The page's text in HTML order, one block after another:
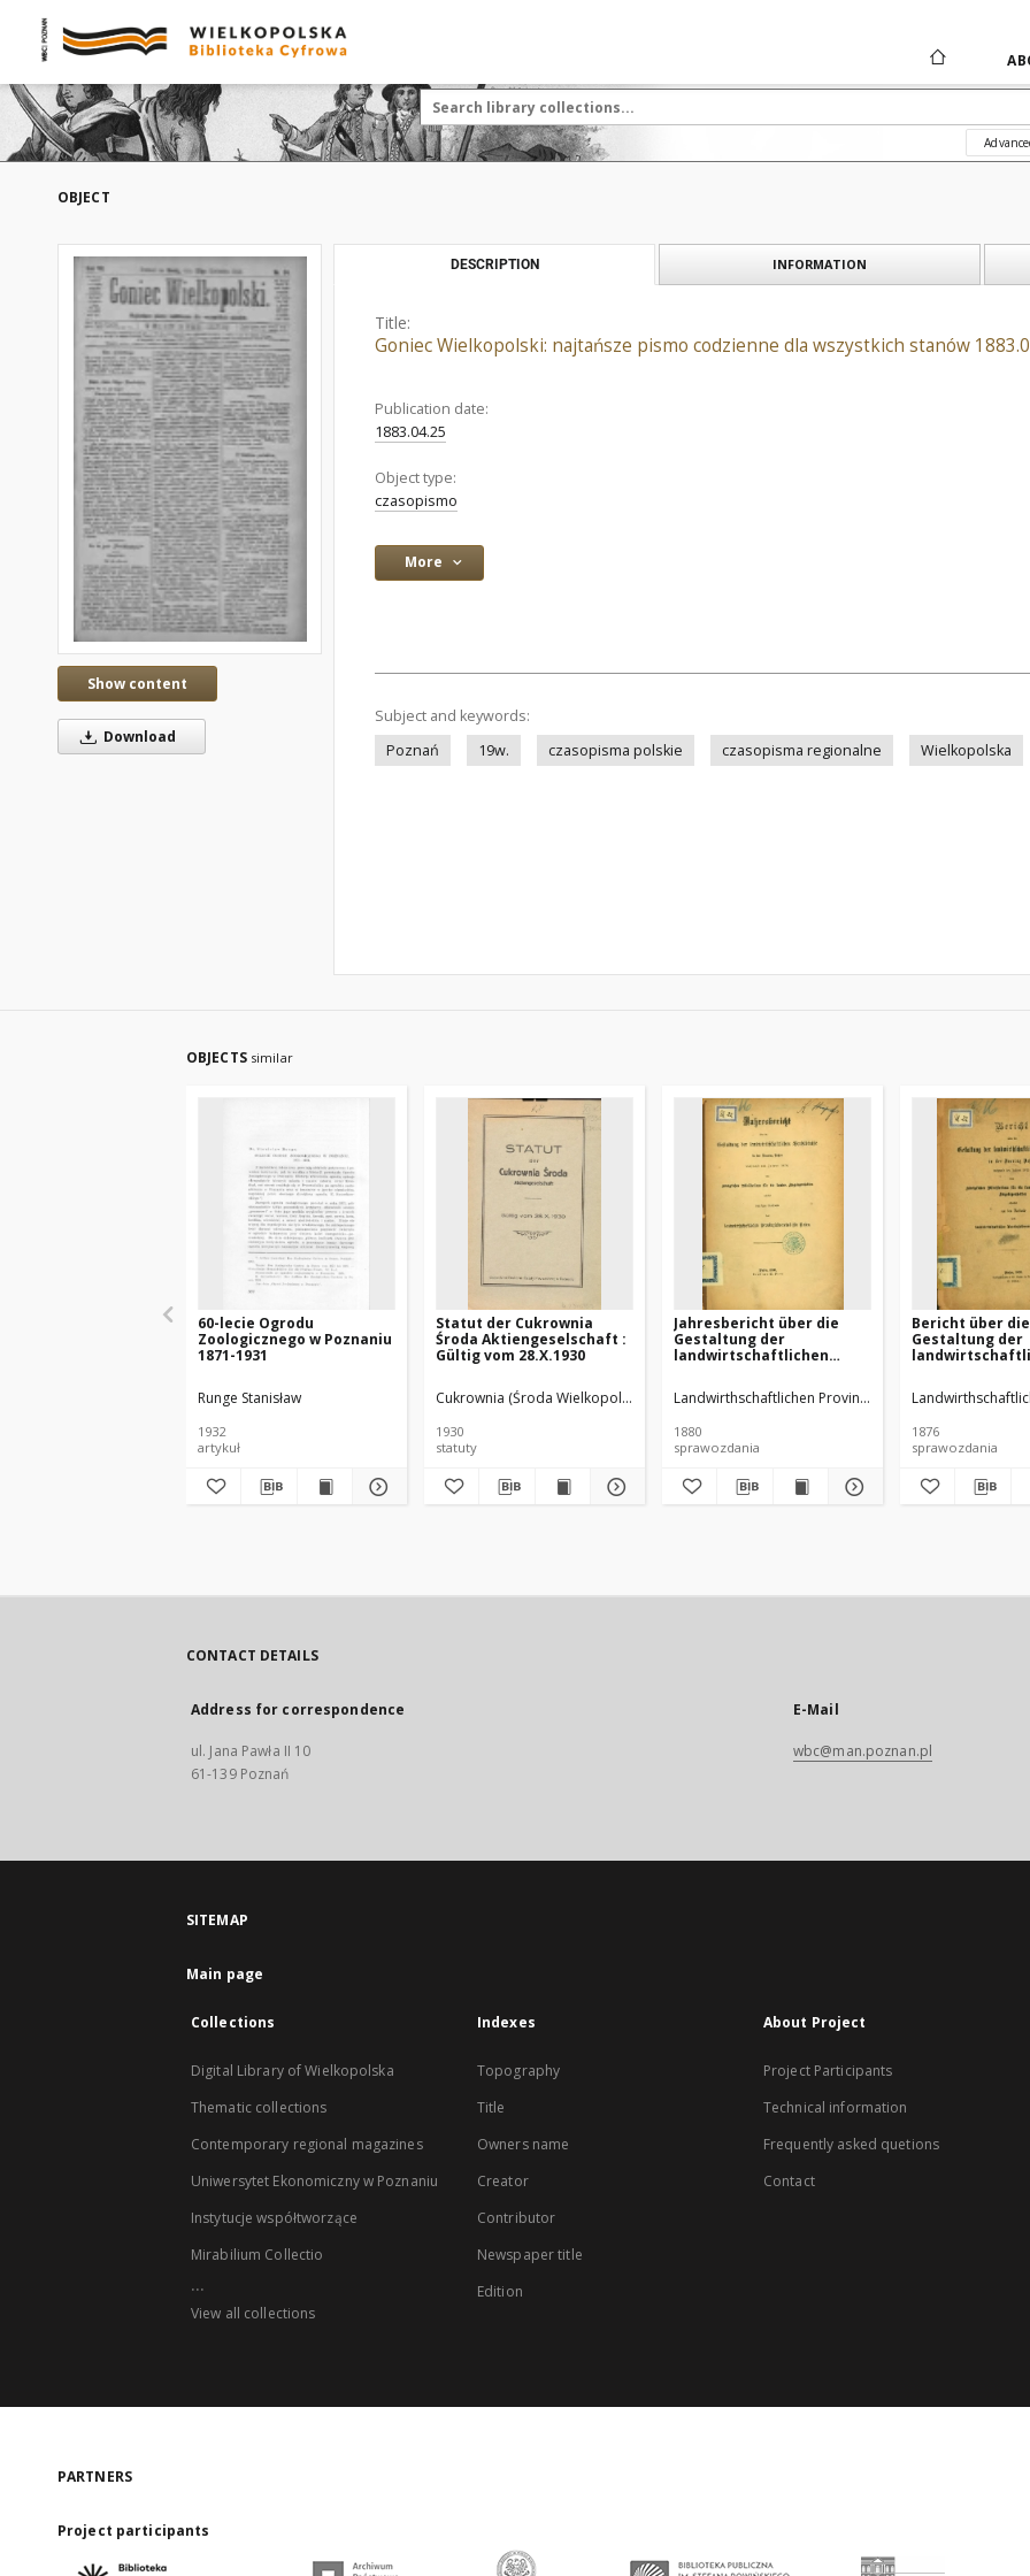
OBJECT
Show content
Download
DESCRIPTION INFORMATION
Title:
Goniec Wielkopolski: najtańsze pismo codzienne dla wszystkich stanów
Publication date:
1883.04.25
Object type:
czasopismo
More
Subject and keywords:
Poznań
19w. czasopisma polskie czasopisma regionalne Wielkopolska
OBJECTS similar
60-lecie Ogrodu
Zoologicznego w Poznaniu
1871-1931
Runge Stanisław
1932
artykuł
Statut der Cukrownia
Środa Aktiengeselschaft :
Gültig vom 28.X.1930
Cukrownia (Środa Wielkopolska)
1930
statuty
Jahresbericht über die
Gestaltung der
landwirtschaftlichen
Provinz Posen während
des Jahres 1879.
Landwirthschaftlichen Provinzialvereins für Posen
1880
sprawozdania
Bericht über die
Gestaltung der
Provinz Posen
des Jahres 1875.
1876
sprawozdania
CONTACT DETAILS
Address for correspondence
ul. Jana Pawła II 10
61-139 Poznań
E-Mail
wbc@man.poznan.pl
SITEMAP
Main page
Collections
Digital Library of Wielkopolska
Thematic collections
Contemporary regional magazines
Uniwersytet Ekonomiczny w Poznaniu
Instytucje współtworzące
Mirabilium Collectio
...
View all collections
Indexes
Topography
Title
Owners name
Creator
Contributor
Newspaper title
Edition
About Project
Project Participants
Technical information
Frequently asked quetions
Contact
PARTNERS
Project participants